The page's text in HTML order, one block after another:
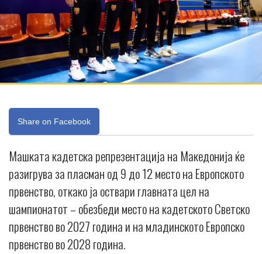
Share on Facebook
Машката кадетска репрезентација на Македонија ќе
разигрува за пласман од 9 до 12 место на Европското
првенство, откако ја оствари главната цел на
шампионатот – обезбеди место на кадетското Светско
првенство во 2027 година и на младинското Европско
првенство во 2028 година.